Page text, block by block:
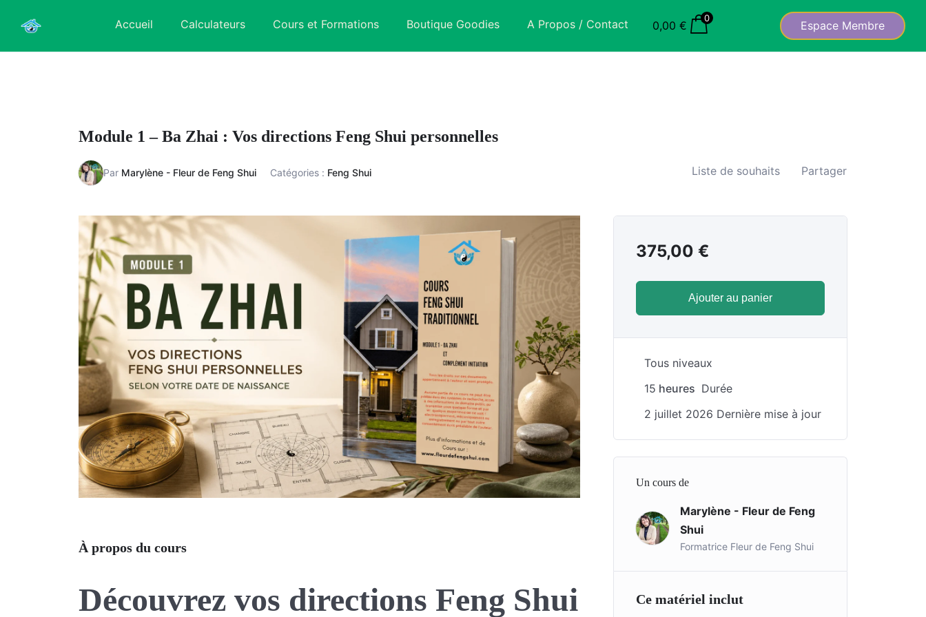
Accueil Calculateurs Cours et Formations Boutique Goodies A Propos / Contact 0,00 €
0
Espace Membre
Module 1 – Ba Zhai : Vos directions Feng Shui personnelles
Par Marylène - Fleur de Feng Shui Catégories : Feng Shui Liste de souhaits Partager
À propos du cours
Découvrez vos directions Feng Shui
375,00 €
Ajouter au panier
Tous niveaux
15 heures Durée
2 juillet 2026 Dernière mise à jour
Un cours de
Marylène - Fleur de Feng
Shui
Formatrice Fleur de Feng Shui
Ce matériel inclut